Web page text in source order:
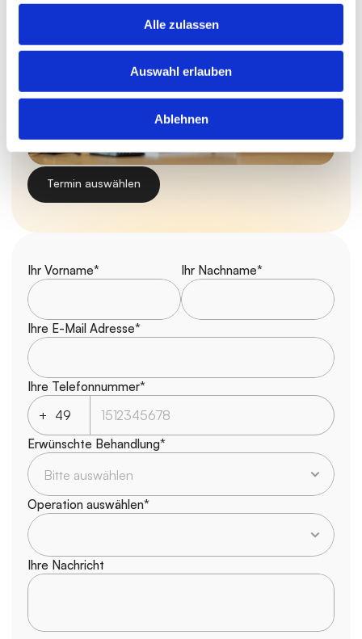
Alle zulassen
Auswahl erlauben
Ablehnen
Termin auswählen
Ihr Vorname* Ihr Nachname*
Ihre E-Mail Adresse*
Ihre Telefonnummer*
+
Erwünschte Behandlung*
Operation auswählen*
Ihre Nachricht